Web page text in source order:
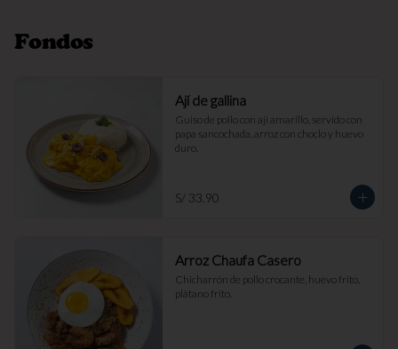
Fondos
Ají de gallina
Guiso de pollo con ají amarillo, servido con
papa sancochada, arroz con choclo y huevo
duro.
S/ 33.90
Arroz Chaufa Casero
Chicharrón de pollo crocante, huevo frito,
plátano frito.